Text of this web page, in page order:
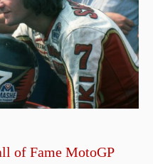
of Fame MotoGP